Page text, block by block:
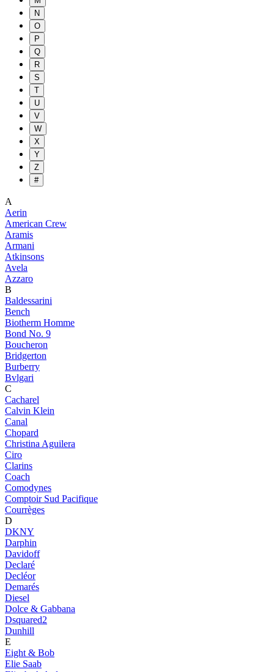
N
O
P
Q
R
S
T
U
V
W
X
Y
Z
#
A
Aerin
American Crew
Aramis
Armani
Atkinsons
Avela
Azzaro
B
Baldessarini
Bench
Biotherm Homme
Bond No. 9
Boucheron
Bridgerton
Burberry
Bvlgari
C
Cacharel
Calvin Klein
Canal
Chopard
Christina Aguilera
Ciro
Clarins
Coach
Comodynes
Comptoir Sud Pacifique
Courrèges
D
DKNY
Darphin
Davidoff
Declaré
Decléor
Demarés
Diesel
Dolce & Gabbana
Dsquared2
Dunhill
E
Eight & Bob
Elie Saab